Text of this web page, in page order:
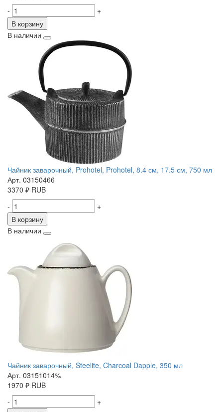
-
+
В корзину
В наличии
Чайник заварочный, Prohotel, Prohotel, 8.4 см, 17.5 см, 750 мл
Арт. 03150466
3370 ₽ RUB
-
+
В корзину
В наличии
Чайник заварочный, Steelite, Charcoal Dapple, 350 мл
Арт. 03151014%
1970 ₽ RUB
-
+